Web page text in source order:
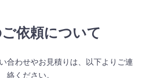
依頼について
合わせやお見積りは、以下よりご連
絡ください。